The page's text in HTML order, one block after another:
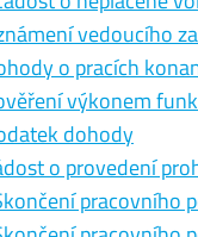
vedoucího
o pracích
výkonem
dohody
o provedení
pracovního